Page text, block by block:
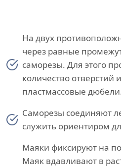
На двух
через равные
саморезы. Для этого
количество отверстий
пластмассовые
Саморезы соединяют
служить ориентиром
Маяки фиксируют на
Маяк вдавливают в